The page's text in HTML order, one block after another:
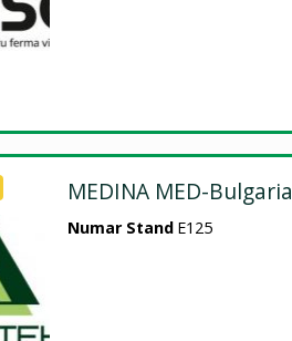
MEDINA MED-Bulgaria
Numar Stand E125